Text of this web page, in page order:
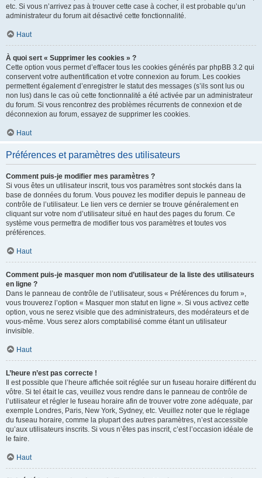
etc. Si vous n’arrivez pas à trouver cette case à cocher, il est probable qu’un
administrateur du forum ait désactivé cette fonctionnalité.
Haut
À quoi sert « Supprimer les cookies » ?
Cette option vous permet d’effacer tous les cookies générés par phpBB 3.2 qui
conservent votre authentification et votre connexion au forum. Les cookies
permettent également d’enregistrer le statut des messages (s’ils sont lus ou
non lus) dans le cas où cette fonctionnalité a été activée par un administrateur
du forum. Si vous rencontrez des problèmes récurrents de connexion et de
déconnexion au forum, essayez de supprimer les cookies.
Haut
Préférences et paramètres des utilisateurs
Comment puis-je modifier mes paramètres ?
Si vous êtes un utilisateur inscrit, tous vos paramètres sont stockés dans la
base de données du forum. Vous pouvez les modifier depuis le panneau de
contrôle de l’utilisateur. Le lien vers ce dernier se trouve généralement en
cliquant sur votre nom d’utilisateur situé en haut des pages du forum. Ce
système vous permettra de modifier tous vos paramètres et toutes vos
préférences.
Haut
Comment puis-je masquer mon nom d’utilisateur de la liste des utilisateurs
en ligne ?
Dans le panneau de contrôle de l’utilisateur, sous « Préférences du forum »,
vous trouverez l’option « Masquer mon statut en ligne ». Si vous activez cette
option, vous ne serez visible que des administrateurs, des modérateurs et de
vous-même. Vous serez alors comptabilisé comme étant un utilisateur
invisible.
Haut
L’heure n’est pas correcte !
Il est possible que l’heure affichée soit réglée sur un fuseau horaire différent du
vôtre. Si tel était le cas, veuillez vous rendre dans le panneau de contrôle de
l’utilisateur et régler le fuseau horaire afin de trouver votre zone adéquate, par
exemple Londres, Paris, New York, Sydney, etc. Veuillez noter que le réglage
du fuseau horaire, comme la plupart des autres paramètres, n’est accessible
qu’aux utilisateurs inscrits. Si vous n’êtes pas inscrit, c’est l’occasion idéale de
le faire.
Haut